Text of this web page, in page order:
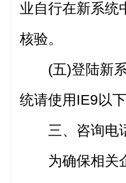
业自行在新系统
核验。
(五)登陆新
统请使用IE9以
三、咨询电
为确保相关